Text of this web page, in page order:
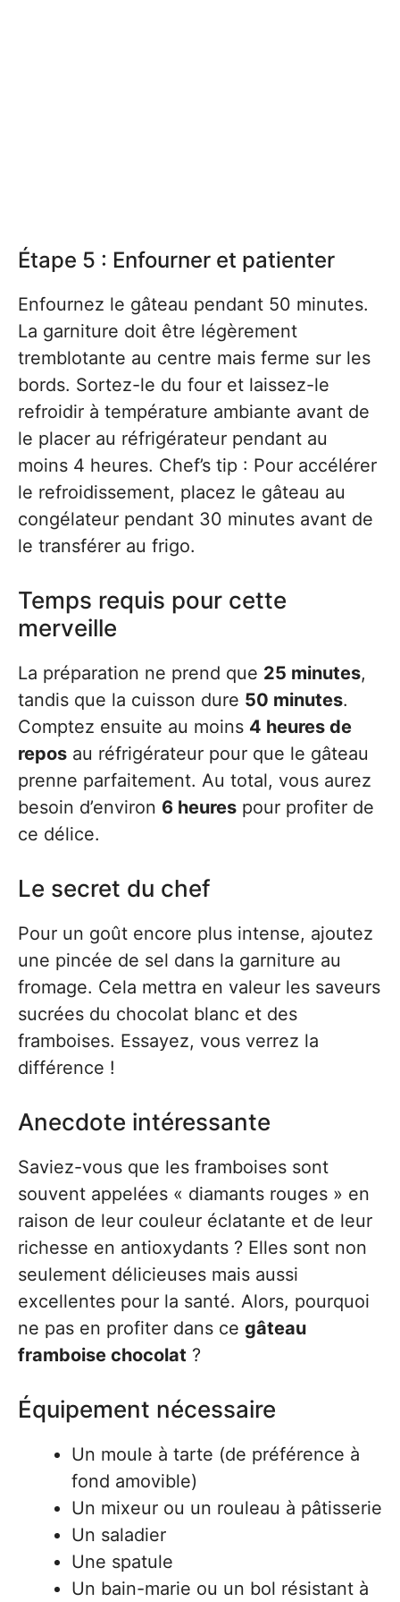
Étape 5 : Enfourner et patienter
Enfournez le gâteau pendant 50 minutes.
La garniture doit être légèrement
tremblotante au centre mais ferme sur les
bords. Sortez-le du four et laissez-le
refroidir à température ambiante avant de
le placer au réfrigérateur pendant au
moins 4 heures. Chef’s tip : Pour accélérer
le refroidissement, placez le gâteau au
congélateur pendant 30 minutes avant de
le transférer au frigo.
Temps requis pour cette
merveille
La préparation ne prend que 25 minutes,
tandis que la cuisson dure 50 minutes.
Comptez ensuite au moins 4 heures de
repos au réfrigérateur pour que le gâteau
prenne parfaitement. Au total, vous aurez
besoin d’environ 6 heures pour profiter de
ce délice.
Le secret du chef
Pour un goût encore plus intense, ajoutez
une pincée de sel dans la garniture au
fromage. Cela mettra en valeur les saveurs
sucrées du chocolat blanc et des
framboises. Essayez, vous verrez la
différence !
Anecdote intéressante
Saviez-vous que les framboises sont
souvent appelées « diamants rouges » en
raison de leur couleur éclatante et de leur
richesse en antioxydants ? Elles sont non
seulement délicieuses mais aussi
excellentes pour la santé. Alors, pourquoi
ne pas en profiter dans ce gâteau
framboise chocolat ?
Équipement nécessaire
Un moule à tarte (de préférence à
fond amovible)
Un mixeur ou un rouleau à pâtisserie
Un saladier
Une spatule
Un bain-marie ou un bol résistant à